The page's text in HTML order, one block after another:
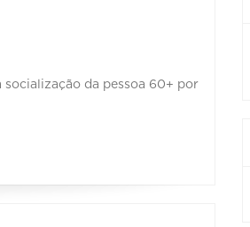
da pessoa 60+ por